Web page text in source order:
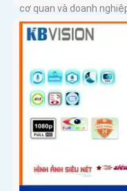
cơ quan và doanh